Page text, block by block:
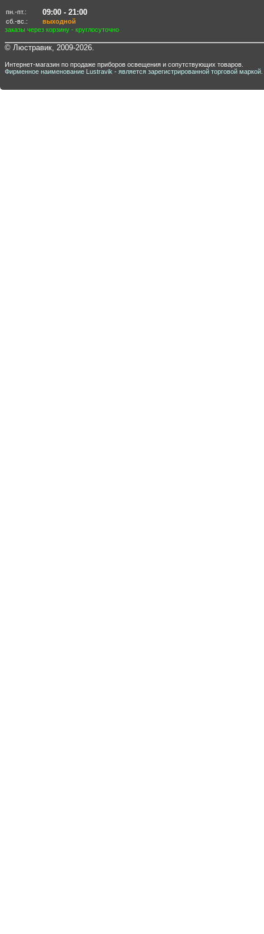
пн.-пт.: 09:00 - 21:00
сб.-вс.:
выходной
заказы через корзину - круглосуточно
© Люстравик, 2009-2026.
Интернет-магазин по продаже приборов освещения и сопутствующих товаров.
Фирменное наименование Lustravik - является зарегистрированной торговой